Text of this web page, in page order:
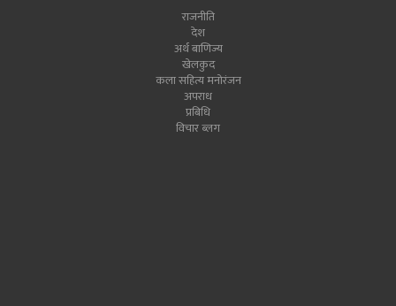
राजनीति
देश
अर्थ बाणिज्य
खेलकुद
कला सहित्य मनोरंजन
अपराध
प्रबिधि
विचार ब्लग